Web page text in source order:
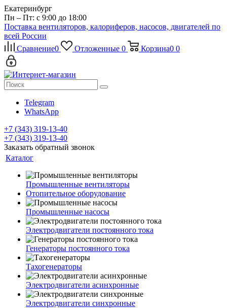
Екатеринбург
Пн – Пт: с 9:00 до 18:00
Поставка вентиляторов, калориферов, насосов, двигателей по
всей России
Сравнение0 Отложенные 0 Корзина0 0
Telegram
WhatsApp
+7 (343) 319-13-40
+7 (343) 319-13-40
Заказать обратный звонок
Каталог
Промышленные вентиляторы
Отопительное оборудование
Промышленные насосы
Электродвигатели постоянного тока
Генераторы постоянного тока
Тахогенераторы
Электродвигатели асинхронные
Электродвигатели синхронные